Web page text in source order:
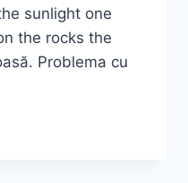
sunlight one
the rocks the
Problema cu